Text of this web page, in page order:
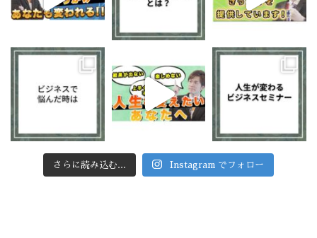
さらに読み込む... Instagram でフォロー